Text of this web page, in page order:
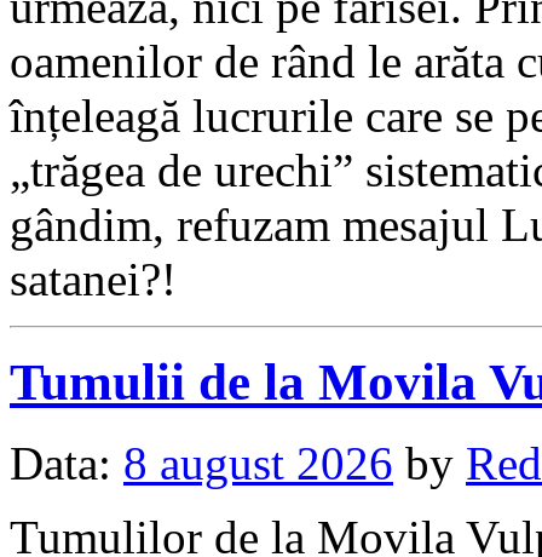
oamenilor de rând le arăta
înțeleagă lucrurile care se
„trăgea de urechi”
gândim, refuzam mesajul
satanei?!
Tumulii de la Movila
Data: 8 august 2026 by
Tumulilor de la Movila